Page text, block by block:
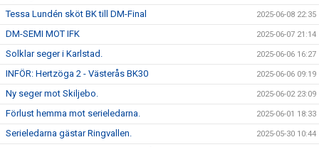
Tessa Lundén sköt BK till DM-Final 2025-06-08 22:35
DM-SEMI MOT IFK 2025-06-07 21:14
Solklar seger i Karlstad. 2025-06-06 16:27
INFÖR: Hertzöga 2 - Västerås BK30 2025-06-06 09:19
Ny seger mot Skiljebo. 2025-06-02 23:09
Förlust hemma mot serieledarna. 2025-06-01 18:33
Serieledarna gästar Ringvallen. 2025-05-30 10:44